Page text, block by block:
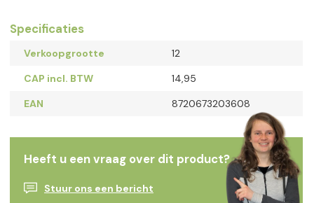
Specificaties
Verkoopgrootte
12
CAP incl. BTW
14,95
EAN
8720673203608
Heeft u een vraag over dit product?
Stuur ons een bericht